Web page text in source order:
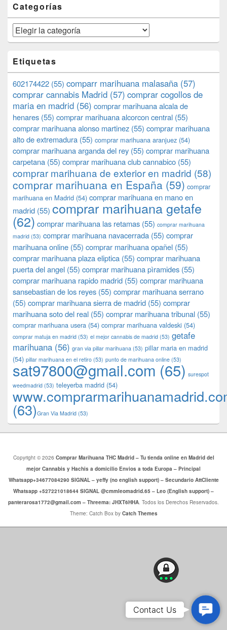
Categorías
Categorías
Etiquetas
602174422 (55) comparr marihuana malasaña (57)
comprar cannabis Madrid (57) comprar cogollos de
maria en madrid (56) comprar marihuana alcala de
henares (55) comprar marihuana alcorcon central (55)
comprar marihuana alonso martinez (55) comprar marihuana
alto de extremadura (55) comprar marihuana aranjuez (54)
comprar marihuana arganda del rey (55) comprar marihuana
carpetana (55) comprar marihuana club cannabico (55)
comprar marihuana de exterior en madrid (58)
comprar marihuana en España (59) comprar
marihuana en Madrid (54) comprar marihuana en mano en
madrid (55) comprar marihuana getafe
(62) comprar marihuana las retamas (55) comprar marihuana
madrid (53) comprar marihuana navacerrada (55) comprar
marihuana online (55) comprar marihuana opañel (55)
comprar marihuana plaza eliptica (55) comprar marihuana
puerta del angel (55) comprar marihuana pìramides (55)
comprar marihuana rapido madrid (55) comprar marihuana
sansebastian de los reyes (55) comprar marihuana serrano
(55) comprar marihuana sierra de madrid (55) comprar
marihuana soto del real (55) comprar marihuana tribunal (55)
comprar marihuana usera (54) comprar marihuana valdeski (54)
comprar matuja en madrid (53) el mejor cannabis de madrid (53) getafe
marihuana (56) gran via pillar marihuana (53) pillar maria en madrid
(54) pillar marihuana en el retiro (53) punto de marihuana online (53)
sat97800@gmail.com (65) surespot
weedmadrid (53) teleyerba madrid (54)
(63)​​Gran Via Madrid (53)
Copyright © 2026 Comprar Marihuana THC Madrid – Tu tienda online en Madrid del
mejor Cannabis y Hachis a domicilio Envios a toda Europa – Principal
Whatsapp+34677084290 SIGNAL – yeffy (no english support) – Secundario AttCliente
Whatsapp +527221018644 SIGNAL @cmmleomadrid.65 – Leo (English support) –
panterarosa1772@gmail.com – Threema: JHXT6HHA. Todos los Derechos Reservados.
Theme: Catch Box by Catch Themes
Us
Contact Us